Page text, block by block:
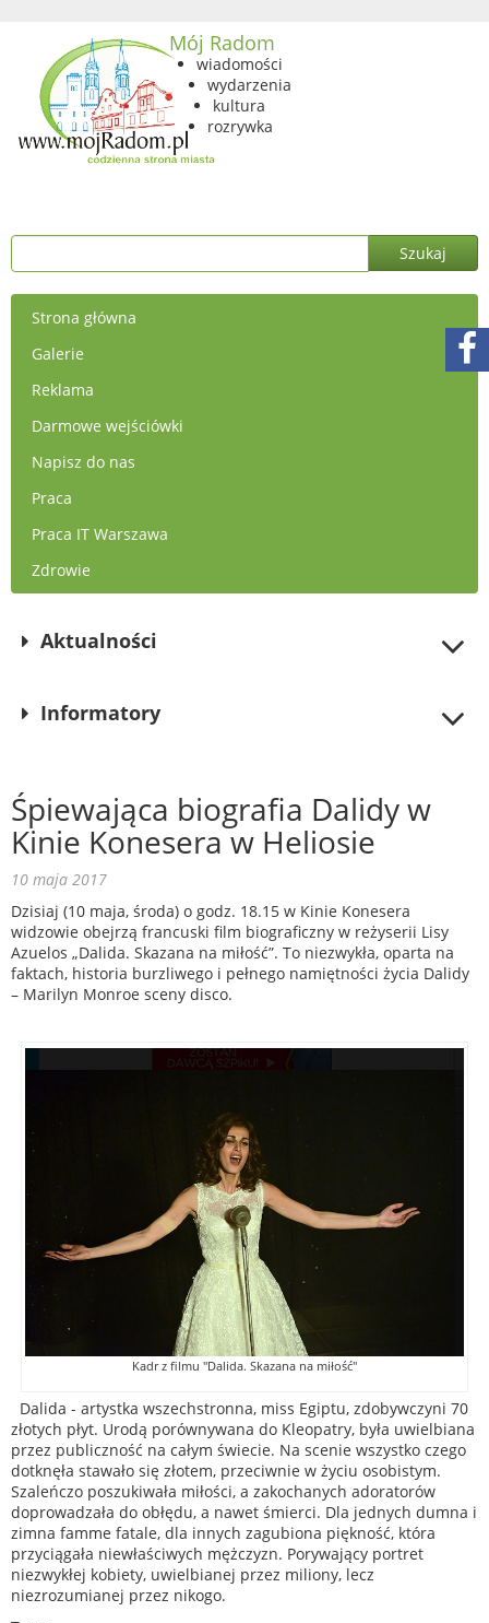
Mój Radom
wiadomości
wydarzenia
kultura
rozrywka
Strona główna
Galerie
Reklama
Darmowe wejściówki
Napisz do nas
Praca
Praca IT Warszawa
Zdrowie
Aktualności
Informatory
Śpiewająca biografia Dalidy w
Kinie Konesera w Heliosie
10 maja 2017
Dzisiaj (10 maja, środa) o godz. 18.15 w Kinie Konesera
widzowie obejrzą francuski film biograficzny w reżyserii Lisy
Azuelos „Dalida. Skazana na miłość”. To niezwykła, oparta na
faktach, historia burzliwego i pełnego namiętności życia Dalidy
– Marilyn Monroe sceny disco.
Kadr z filmu "Dalida. Skazana na miłość"
Dalida - artystka wszechstronna, miss Egiptu, zdobywczyni 70
złotych płyt. Urodą porównywana do Kleopatry, była uwielbiana
przez publiczność na całym świecie. Na scenie wszystko czego
dotknęła stawało się złotem, przeciwnie w życiu osobistym.
Szaleńczo poszukiwała miłości, a zakochanych adoratorów
doprowadzała do obłędu, a nawet śmierci. Dla jednych dumna i
zimna famme fatale, dla innych zagubiona piękność, która
przyciągała niewłaściwych mężczyzn. Porywający portret
niezwykłej kobiety, uwielbianej przez miliony, lecz
niezrozumianej przez nikogo.